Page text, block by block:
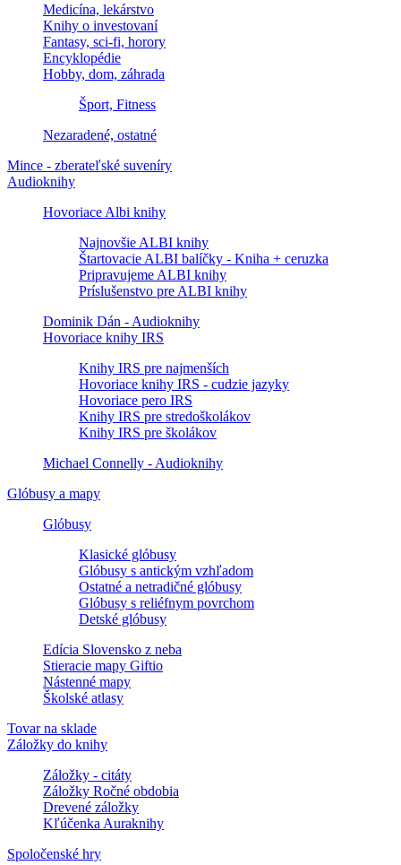
Medicína, lekárstvo
Knihy o investovaní
Fantasy, sci-fi, horory
Encyklopédie
Hobby, dom, záhrada
Šport, Fitness
Nezaradené, ostatné
Mince - zberateľské suveníry
Audioknihy
Hovoriace Albi knihy
Najnovšie ALBI knihy
Štartovacie ALBI balíčky - Kniha + ceruzka
Pripravujeme ALBI knihy
Príslušenstvo pre ALBI knihy
Dominik Dán - Audioknihy
Hovoriace knihy IRS
Knihy IRS pre najmenších
Hovoriace knihy IRS - cudzie jazyky
Hovoriace pero IRS
Knihy IRS pre stredoškolákov
Knihy IRS pre školákov
Michael Connelly - Audioknihy
Glóbusy a mapy
Glóbusy
Klasické glóbusy
Glóbusy s antickým vzhľadom
Ostatné a netradičné glóbusy
Glóbusy s reliéfnym povrchom
Detské glóbusy
Edícia Slovensko z neba
Stieracie mapy Giftio
Nástenné mapy
Školské atlasy
Tovar na sklade
Záložky do knihy
Záložky - citáty
Záložky Ročné obdobia
Drevené záložky
Kľúčenka Auraknihy
Spoločenské hry